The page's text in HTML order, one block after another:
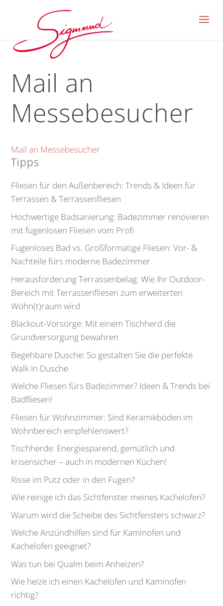
Mail an
Messebesucher
Mail an Messebesucher
Tipps
Fliesen für den Außenbereich: Trends & Ideen für
Terrassen & Terrassenfliesen
Hochwertige Badsanierung: Badezimmer renovieren
mit fugenlosen Fliesen vom Profi
Fugenloses Bad vs. Großformatige Fliesen: Vor- &
Nachteile fürs moderne Badezimmer
Herausforderung Terrassenbelag: Wie Ihr Outdoor-
Bereich mit Terrassenfliesen zum erweiterten
Wohn(t)raum wird
Blackout-Vorsorge: Mit einem Tischherd die
Grundversorgung bewahren
Begehbare Dusche: So gestalten Sie die perfekte
Walk In Dusche
Welche Fliesen fürs Badezimmer? Ideen & Trends bei
Badfliesen!
Fliesen für Wohnzimmer: Sind Keramikböden im
Wohnbereich empfehlenswert?
Tischherde: Energiesparend, gemütlich und
krisensicher – auch in modernen Küchen!
Risse im Putz oder in den Fugen?
Wie reinige ich das Sichtfenster meines Kachelofen?
Warum wird die Scheibe des Sichtfensters schwarz?
Welche Anzündhilfen sind für Kaminofen und
Kachelofen geeignet?
Was tun bei Qualm beim Anheizen?
Wie heize ich einen Kachelofen und Kaminofen
richtig?